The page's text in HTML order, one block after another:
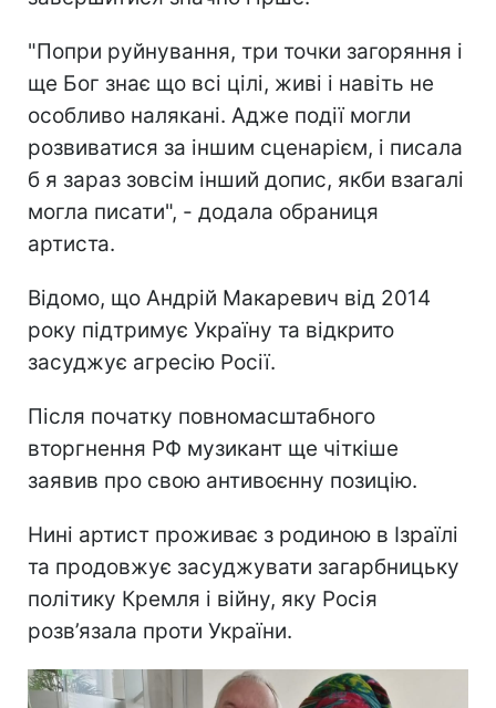
"Попри руйнування, три точки загоряння і
ще Бог знає що всі цілі, живі і навіть не
особливо налякані. Адже події могли
розвиватися за іншим сценарієм, і писала
б я зараз зовсім інший допис, якби взагалі
могла писати", - додала обраниця
артиста.
Відомо, що Андрій Макаревич від 2014
року підтримує Україну та відкрито
засуджує агресію Росії.
Після початку повномасштабного
вторгнення РФ музикант ще чіткіше
заявив про свою антивоєнну позицію.
Нині артист проживає з родиною в Ізраїлі
та продовжує засуджувати загарбницьку
політику Кремля і війну, яку Росія
розв’язала проти України.